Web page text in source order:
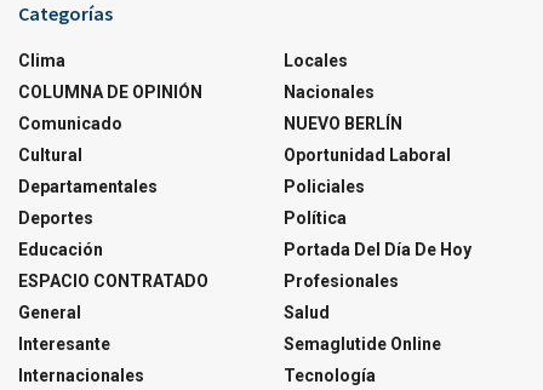
Categorías
Clima
COLUMNA DE OPINIÓN
Comunicado
Cultural
Departamentales
Deportes
Educación
ESPACIO CONTRATADO
General
Interesante
Internacionales
Locales
Nacionales
NUEVO BERLÍN
Oportunidad Laboral
Policiales
Política
Portada Del Día De Hoy
Profesionales
Salud
Semaglutide Online
Tecnología